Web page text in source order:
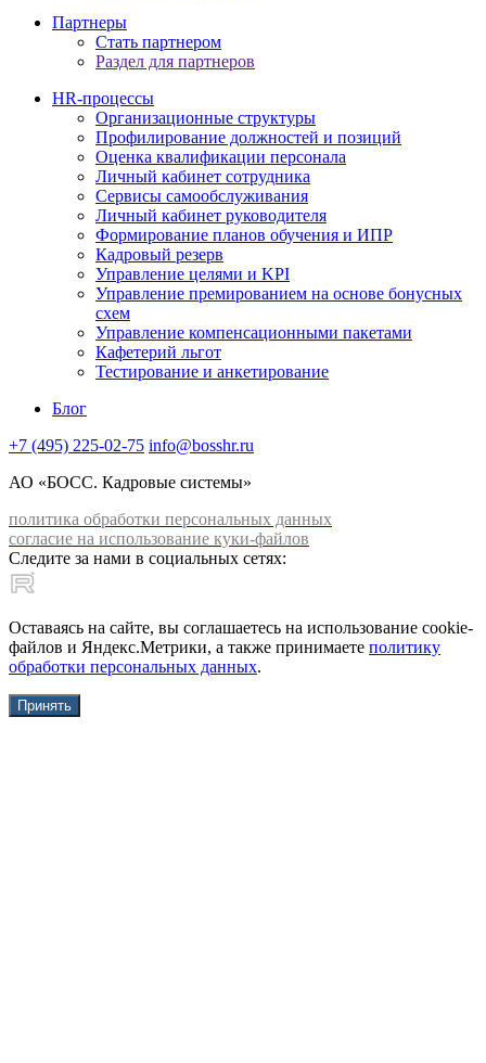
Партнеры
Стать партнером
Раздел для партнеров
HR-процессы
Организационные структуры
Профилирование должностей и позиций
Оценка квалификации персонала
Личный кабинет сотрудника
Сервисы самообслуживания
Личный кабинет руководителя
Формирование планов обучения и ИПР
Кадровый резерв
Управление целями и KPI
Управление премированием на основе бонусных
схем
Управление компенсационными пакетами
Кафетерий льгот
Тестирование и анкетирование
Блог
+7 (495) 225-02-75 info@bosshr.ru
АО «БОСС. Кадровые системы»
политика обработки персональных данных
согласие на использование куки-файлов
Следите за нами в социальных сетях:
Оставаясь на сайте, вы соглашаетесь на использование cookie-
файлов и Яндекс.Метрики, а также принимаете политику
обработки персональных данных.
Принять